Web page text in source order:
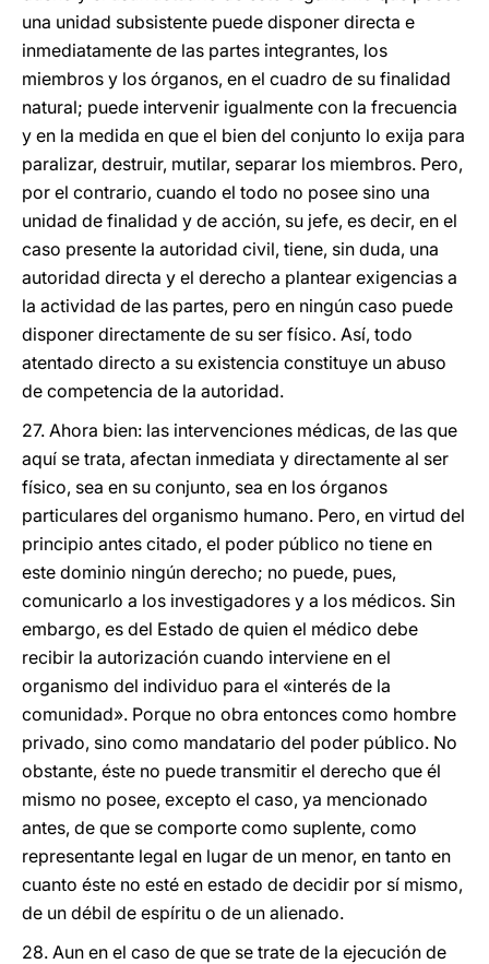
una unidad subsistente puede disponer directa e
inmediatamente de las partes integrantes, los
miembros y los órganos, en el cuadro de su finalidad
natural; puede intervenir igualmente con la frecuencia
y en la medida en que el bien del conjunto lo exija para
paralizar, destruir, mutilar, separar los miembros. Pero,
por el contrario, cuando el todo no posee sino una
unidad de finalidad y de acción, su jefe, es decir, en el
caso presente la autoridad civil, tiene, sin duda, una
autoridad directa y el derecho a plantear exigencias a
la actividad de las partes, pero en ningún caso puede
disponer directamente de su ser físico. Así, todo
atentado directo a su existencia constituye un abuso
de competencia de la autoridad.
27. Ahora bien: las intervenciones médicas, de las que
aquí se trata, afectan inmediata y directamente al ser
físico, sea en su conjunto, sea en los órganos
particulares del organismo humano. Pero, en virtud del
principio antes citado, el poder público no tiene en
este dominio ningún derecho; no puede, pues,
comunicarlo a los investigadores y a los médicos. Sin
embargo, es del Estado de quien el médico debe
recibir la autorización cuando interviene en el
organismo del individuo para el «interés de la
comunidad». Porque no obra entonces como hombre
privado, sino como mandatario del poder público. No
obstante, éste no puede transmitir el derecho que él
mismo no posee, excepto el caso, ya mencionado
antes, de que se comporte como suplente, como
representante legal en lugar de un menor, en tanto en
cuanto éste no esté en estado de decidir por sí mismo,
de un débil de espíritu o de un alienado.
28. Aun en el caso de que se trate de la ejecución de